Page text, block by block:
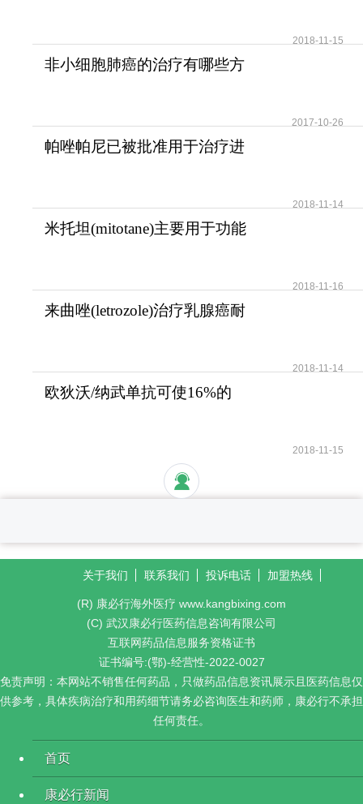
2018-11-15
非小细胞肺癌的治疗有哪些方
2017-10-26
帕唑帕尼已被批准用于治疗进
2018-11-14
米托坦(mitotane)主要用于功能
2018-11-16
来曲唑(letrozole)治疗乳腺癌耐
2018-11-14
欧狄沃/纳武单抗可使16%的
2018-11-15
关于我们 联系我们 投诉电话 加盟热线
(R) 康必行海外医疗 www.kangbixing.com
(C) 武汉康必行医药信息咨询有限公司
互联网药品信息服务资格证书
证书编号:(鄂)-经营性-2022-0027
免责声明：本网站不销售任何药品，只做药品信息资讯展示且医药信息仅
供参考，具体疾病治疗和用药细节请务必咨询医生和药师，康必行不承担
任何责任。
首页
康必行新闻